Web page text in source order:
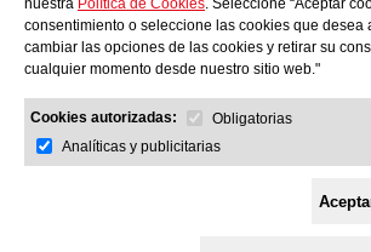
SÍGUENOS EN
Instagram
Financiado por la Unión
NextGeneration EU
nuestra Política de Cookies. Seleccione “Aceptar
consentimiento o seleccione las cookies que desea
cambiar las opciones de las cookies y retirar su
cualquier momento desde nuestro sitio web."
Cookies autorizadas:
Obligatorias
Analíticas y publicitarias